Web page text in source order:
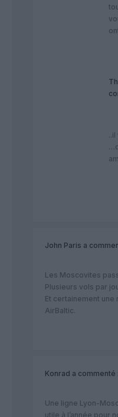
John Paris a
Les Moscovites
Plusieurs vols par
Et certainement une
AirBaltic.
Konrad a commenté :
Une ligne Lyon-
utile à l’année pour